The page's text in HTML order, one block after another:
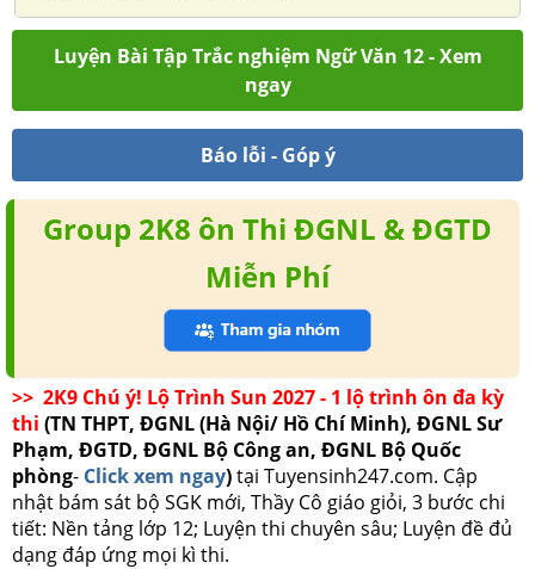
Luyện Bài Tập Trắc nghiệm Ngữ Văn 12 - Xem
ngay
Báo lỗi - Góp ý
Group 2K8 ôn Thi ĐGNL & ĐGTD
Miễn Phí
>> 2K9 Chú ý! Lộ Trình Sun 2027 - 1 lộ trình ôn đa kỳ
thi (TN THPT, ĐGNL (Hà Nội/ Hồ Chí Minh), ĐGNL Sư
Phạm, ĐGTD, ĐGNL Bộ Công an, ĐGNL Bộ Quốc
phòng- Click xem ngay)tại Tuyensinh247.com. Cập
nhật bám sát bộ SGK mới, Thầy Cô giáo giỏi, 3 bước chi
tiết: Nền tảng lớp 12; Luyện thi chuyên sâu; Luyện đề đủ
dạng đáp ứng mọi kì thi.